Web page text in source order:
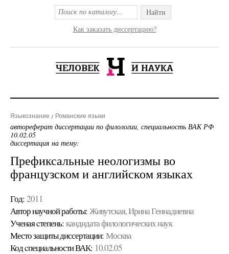
Найти
Как заказать диссертацию?
Языкознание Романские языки
автореферат диссертации по филологии, специальность ВАК РФ
10.02.05
диссертация на тему:
Префиксальные неологизмы во
французском и английском языках
Год: 2011
Автор научной работы: Живутская, Ирина Геннадиевна
Ученая cтепень: кандидата филологических наук
Место защиты диссертации: Москва
Код cпециальности ВАК: 10.02.05